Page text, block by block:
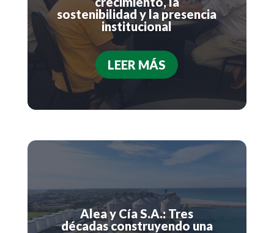
sostenibilidad y la presencia
institucional
LEER MÁS
Alea y Cía S.A.: Tres
décadas construyendo una